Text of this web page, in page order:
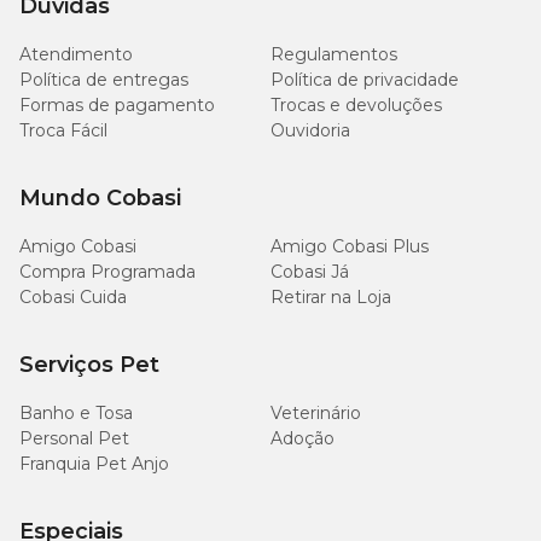
Cães e gatos
Dose
em
gotas
Frequência
gotas
20
2 x ao dia
gotas
necessidades específicas do pet.
Dúvidas
Atendimento
Regulamentos
Política de entregas
Política de privacidade
Formas de pagamento
Trocas e devoluções
Troca Fácil
Ouvidoria
Mundo Cobasi
Amigo Cobasi
Amigo Cobasi Plus
Compra Programada
Cobasi Já
Cobasi Cuida
Retirar na Loja
Serviços Pet
Banho e Tosa
Veterinário
Personal Pet
Adoção
Franquia Pet Anjo
Especiais